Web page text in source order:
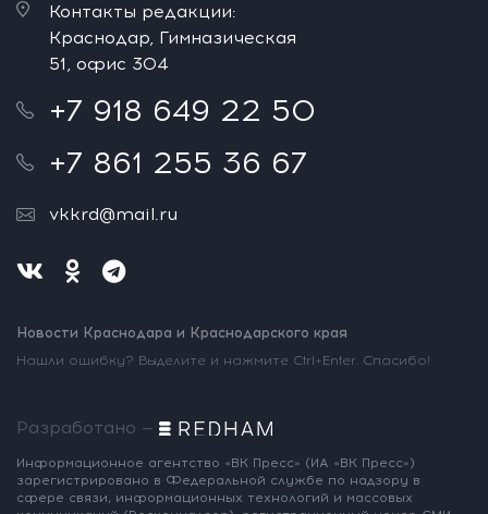
Контакты редакции:
Краснодар, Гимназическая
51, офис 304
+7 918 649 22 50
+7 861 255 36 67
vkkrd@mail.ru
Новости Краснодара и Краснодарского края
Нашли ошибку? Выделите и нажмите Ctrl+Enter. Спасибо!
Разработано —
Информационное агентство «ВК Пресс» (ИА «ВК Пресс»)
зарегистрировано в Федеральной службе по надзору в
сфере связи, информационных технологий и массовых